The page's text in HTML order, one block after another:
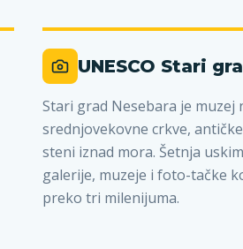
UNESCO Stari
Stari grad Nesebara je muzej
srednjovekovne crkve,
steni iznad mora. Šetnja
galerije, muzeje i foto-tačke
preko tri milenijuma.